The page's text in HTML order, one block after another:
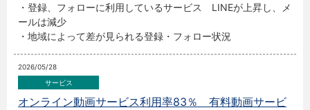
・登録、フォローに利用しているサービス LINEが上昇し、メ
ールは減少
・地域によって差が見られる登録・フォロー状況
2026/05/28
オンライン動画サービス利用率83％ 有料動画サービ